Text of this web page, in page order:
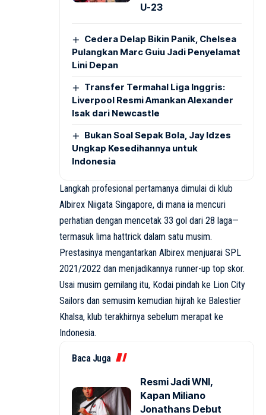
U-23
Cedera Delap Bikin Panik, Chelsea
Pulangkan Marc Guiu Jadi Penyelamat
Lini Depan
Transfer Termahal Liga Inggris:
Liverpool Resmi Amankan Alexander
Isak dari Newcastle
Bukan Soal Sepak Bola, Jay Idzes
Ungkap Kesedihannya untuk
Indonesia
Langkah profesional pertamanya dimulai di klub
Albirex Niigata Singapore, di mana ia mencuri
perhatian dengan mencetak 33 gol dari 28 laga—
termasuk lima hattrick dalam satu musim.
Prestasinya mengantarkan Albirex menjuarai SPL
2021/2022 dan menjadikannya runner-up top skor.
Usai musim gemilang itu, Kodai pindah ke Lion City
Sailors dan semusim kemudian hijrah ke Balestier
Khalsa, klub terakhirnya sebelum merapat ke
Indonesia.
Baca Juga
Resmi Jadi WNI,
Kapan Miliano
Jonathans Debut